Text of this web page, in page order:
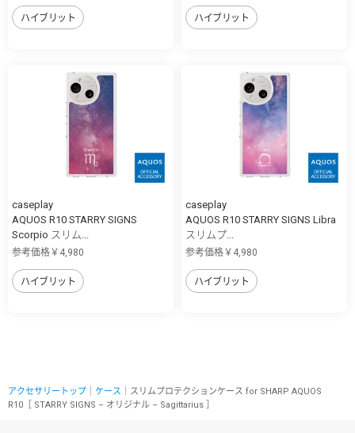
ハイブリット ハイブリット
caseplay
AQUOS R10 STARRY SIGNS
Scorpio スリム...
参考価格￥4,980
ハイブリット
caseplay
AQUOS R10 STARRY SIGNS Libra
スリムプ...
参考価格￥4,980
ハイブリット
アクセサリートップ ケース ｜スリムプロテクションケース for SHARP AQUOS
R10［ STARRY SIGNS – オリジナル – Sagittarius ］